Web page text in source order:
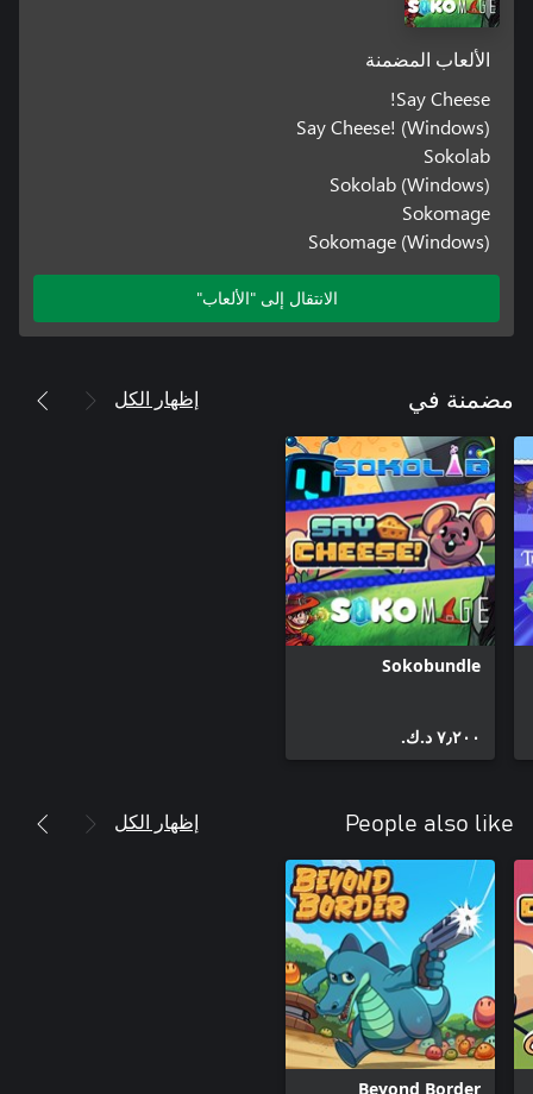
الألعاب المضمنة
Say Cheese!
Say Cheese! (Windows)
Sokolab
Sokolab (Windows)
Sokomage
Sokomage (Windows)
الانتقال إلى "الألعاب"
مضمنة في إظهار الكل
Sokobundle
٧٫٢٠٠ د.ك.‏
People also like إظهار الكل
Beyond Border